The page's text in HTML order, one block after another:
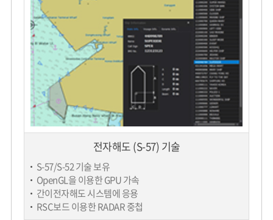
전자해도 (S-57) 기술
S-57/S-52 기술 보유
OpenGL을 이용한 GPU 가속
간이전자해도 시스템에 응용
RSC보드 이용한 RADAR 중첩